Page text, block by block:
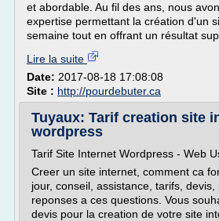
et abordable. Au fil des ans, nous
expertise permettant la création d'un
semaine tout en offrant un résultat
Lire la suite
Date: 2017-08-18 17:08:08
Site : http://pourdebuter.ca
Tuyaux: Tarif creation site
wordpress
Tarif Site Internet Wordpress - Web
Creer un site internet, comment ca
jour, conseil, assistance, tarifs,
reponses a ces questions. Vous
devis pour la creation de votre site